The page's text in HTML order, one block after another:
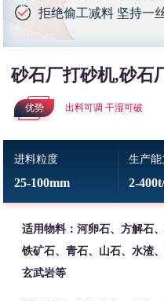
拒绝偷工减料 坚持一
砂石厂打砂机,砂石
优势 出料可调 干湿可破
进料粒度
25-100mm
生产能
2-
适用物料：河卵石、方解石
铁矿石、青石、山石、水渣
玄武岩等